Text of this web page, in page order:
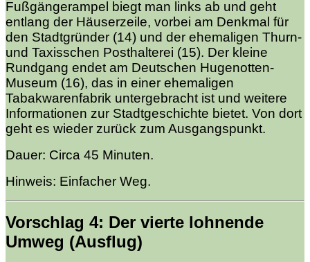
Fußgängerampel biegt man links ab und geht
entlang der Häuserzeile, vorbei am Denkmal für
den Stadtgründer (14) und der ehemaligen Thurn-
und Taxisschen Posthalterei (15). Der kleine
Rundgang endet am Deutschen Hugenotten-
Museum (16), das in einer ehemaligen
Tabakwarenfabrik untergebracht ist und weitere
Informationen zur Stadtgeschichte bietet. Von dort
geht es wieder zurück zum Ausgangspunkt.
Dauer: Circa 45 Minuten.
Hinweis: Einfacher Weg.
Vorschlag 4: Der vierte lohnende
Umweg (Ausflug)